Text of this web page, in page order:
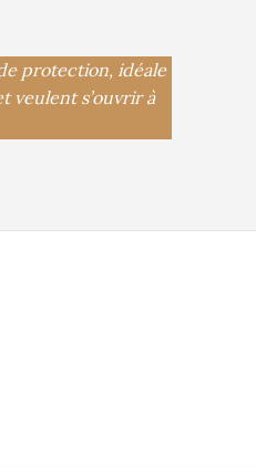
protection, idéale
veulent s’ouvrir à